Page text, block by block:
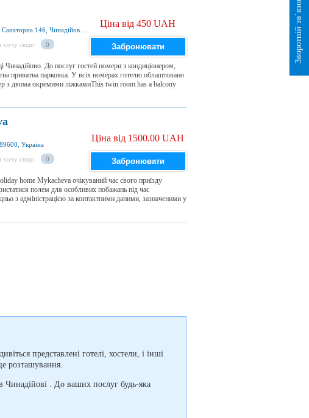
хочу сюди 0
Ціна від 450 UAH
Забронювати
Чинадійово. До послуг гостей номери з кондиціонером,
приватна парковка. У всіх номерах готелю облаштовано
з двома окремими ліжкамиThis twin room has a balcony
Україна
хочу сюди 0
Ціна від 1500.00 UAH
Забронювати
home Mykacheva очікуваний час свого приїзду
полем для особливих побажань під час
з адміністрацією за контактними даними, зазначеними у
представлені готелі, хостели, і інші
розташування.
. До ваших послуг будь-яка
Зворотній зв`язок